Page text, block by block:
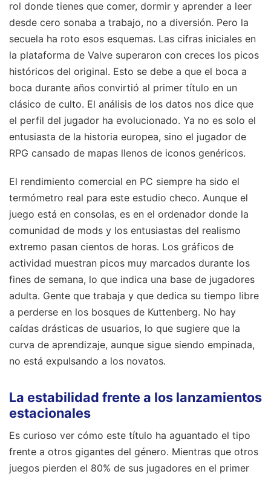
rol donde tienes que comer, dormir y aprender a leer
desde cero sonaba a trabajo, no a diversión. Pero la
secuela ha roto esos esquemas. Las cifras iniciales en
la plataforma de Valve superaron con creces los picos
históricos del original. Esto se debe a que el boca a
boca durante años convirtió al primer título en un
clásico de culto. El análisis de los datos nos dice que
el perfil del jugador ha evolucionado. Ya no es solo el
entusiasta de la historia europea, sino el jugador de
RPG cansado de mapas llenos de iconos genéricos.
El rendimiento comercial en PC siempre ha sido el
termómetro real para este estudio checo. Aunque el
juego está en consolas, es en el ordenador donde la
comunidad de mods y los entusiastas del realismo
extremo pasan cientos de horas. Los gráficos de
actividad muestran picos muy marcados durante los
fines de semana, lo que indica una base de jugadores
adulta. Gente que trabaja y que dedica su tiempo libre
a perderse en los bosques de Kuttenberg. No hay
caídas drásticas de usuarios, lo que sugiere que la
curva de aprendizaje, aunque sigue siendo empinada,
no está expulsando a los novatos.
La estabilidad frente a los lanzamientos
estacionales
Es curioso ver cómo este título ha aguantado el tipo
frente a otros gigantes del género. Mientras que otros
juegos pierden el 80% de sus jugadores en el primer